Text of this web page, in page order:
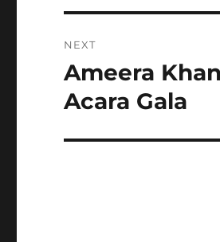
NEXT
Next
post:
Ameera
Acara Gala